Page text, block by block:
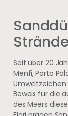
Strände
Seit über 20
Menfi, Porto
Umweltzeichen
Beweis für die
des Meers